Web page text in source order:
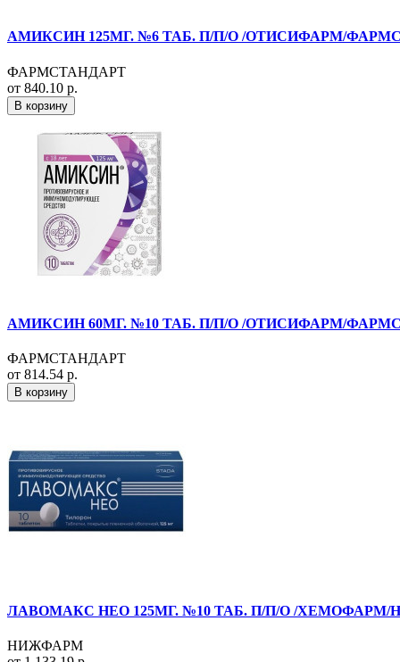
АМИКСИН 125МГ. №6 ТАБ. П/П/О /ОТИСИФАРМ/
ФАРМСТАНДАРТ
от 840.10 р.
В корзину
АМИКСИН 60МГ. №10 ТАБ. П/П/О /ОТИСИФАРМ/
ФАРМСТАНДАРТ
от 814.54 р.
В корзину
ЛАВОМАКС НЕО 125МГ. №10 ТАБ. П/П/О /
НИЖФАРМ